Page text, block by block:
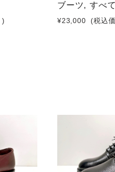
)
ブーツ, すべ
¥23,000 (税込